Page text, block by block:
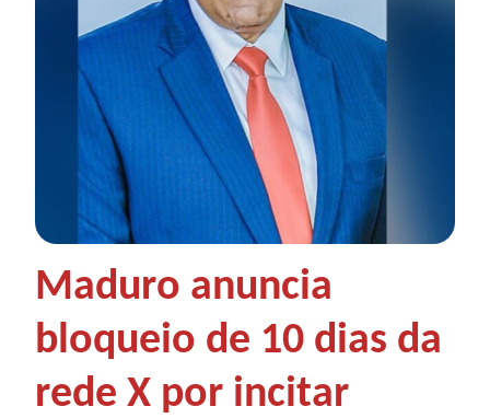
Maduro anuncia
bloqueio de 10 dias da
rede X por incitar